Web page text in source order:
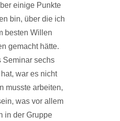
einige Punkte
bin, über die ich
besten Willen
gemacht hätte.
Seminar sechs
war es nicht
musste arbeiten,
was vor allem
in der Gruppe